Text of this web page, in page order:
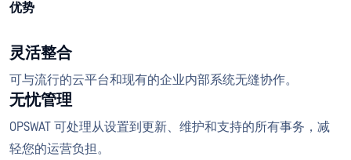
优势
灵活整合
可与流行的云平台和现有的企业内部系统无缝协作。
无忧管理
OPSWAT 可处理从设置到更新、维护和支持的所有事务，减
轻您的运营负担。